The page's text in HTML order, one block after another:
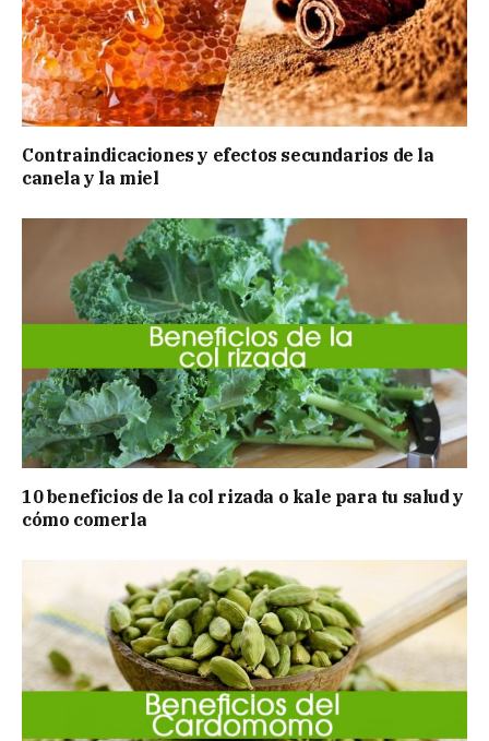
Contraindicaciones y efectos secundarios de la
canela y la miel
10 beneficios de la col rizada o kale para tu salud y
cómo comerla